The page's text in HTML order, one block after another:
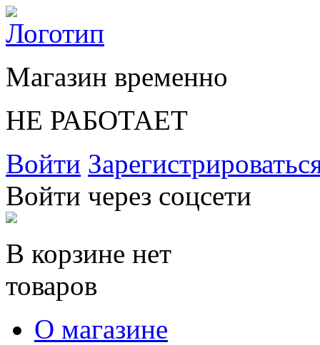
Магазин временно
НЕ РАБОТАЕТ
Войти
Войти через соцсети
В корзине нет
товаров
О магазине